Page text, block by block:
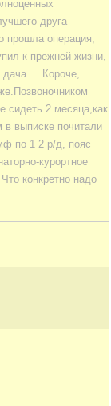
друга
прошла операция,
к прежней жизни,
....Короче,
сидеть 2 месяца,как
выписке почитали
по 1 2 р/д, пояс
курортное
конкретно надо